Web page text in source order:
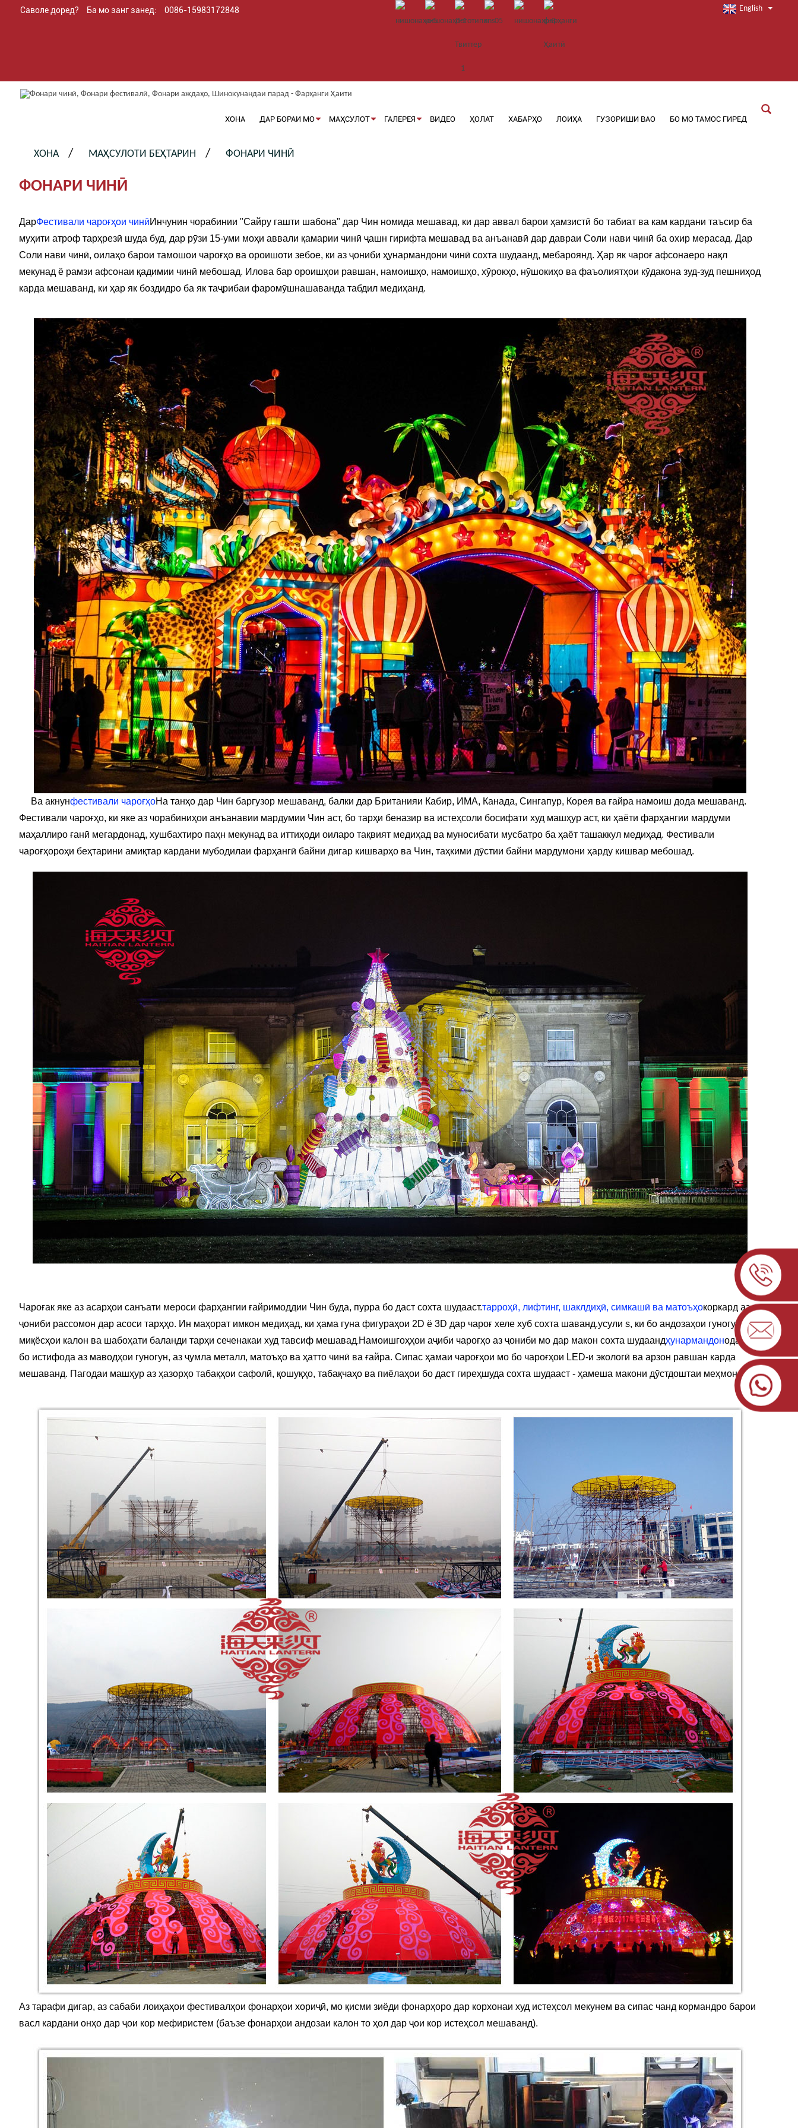
Саволе доред? Ба мо занг занед: 0086-15983172848 English
ХОНА ДАР БОРАИ МО МАҲСУЛОТ ГАЛЕРЕЯ ВИДЕО ҲОЛАТ ХАБАРҲО ЛОИҲА ГУЗОРИШИ ВАО БО МО ТАМОС ГИРЕД
ХОНА МАҲСУЛОТИ БЕҲТАРИН ФОНАРИ ЧИНӢ
ФОНАРИ ЧИНӢ
ДарФестивали чароғҳои чинӣИнчунин чорабинии "Сайру гашти шабона" дар Чин номида мешавад, ки дар аввал барои ҳамзистӣ бо табиат ва кам кардани таъсир ба
муҳити атроф тарҳрезӣ шуда буд, дар рӯзи 15-уми моҳи аввали қамарии чинӣ ҷашн гирифта мешавад ва анъанавӣ дар давраи Соли нави чинӣ ба охир мерасад. Дар
Соли нави чинӣ, оилаҳо барои тамошои чароғҳо ва ороишоти зебое, ки аз ҷониби ҳунармандони чинӣ сохта шудаанд, мебароянд. Ҳар як чароғ афсонаеро нақл
мекунад ё рамзи афсонаи қадимии чинӣ мебошад. Илова бар ороишҳои равшан, намоишҳо, намоишҳо, хӯрокҳо, нӯшокиҳо ва фаъолиятҳои кӯдакона зуд-зуд пешниҳод
карда мешаванд, ки ҳар як боздидро ба як таҷрибаи фаромӯшнашаванда табдил медиҳанд.
Ва акнунфестивали чароғҳоНа танҳо дар Чин баргузор мешаванд, балки дар Британияи Кабир, ИМА, Канада, Сингапур, Корея ва ғайра намоиш дода мешаванд.
Фестивали чароғҳо, ки яке аз чорабиниҳои анъанавии мардумии Чин аст, бо тарҳи беназир ва истеҳсоли босифати худ машҳур аст, ки ҳаёти фарҳангии мардуми
маҳаллиро ғанӣ мегардонад, хушбахтиро паҳн мекунад ва иттиҳоди оиларо тақвият медиҳад ва муносибати мусбатро ба ҳаёт ташаккул медиҳад. Фестивали
чароғҳороҳи беҳтарини амиқтар кардани мубодилаи фарҳангӣ байни дигар кишварҳо ва Чин, таҳкими дӯстии байни мардумони ҳарду кишвар мебошад.
Чароғак яке аз асарҳои санъати мероси фарҳангии ғайримоддии Чин буда, пурра бо даст сохта шудааст.тарроҳӣ, лифтинг, шаклдиҳӣ, симкашӣ ва матоъҳокоркард аз
ҷониби рассомон дар асоси тарҳҳо. Ин маҳорат имкон медиҳад, ки ҳама гуна фигураҳои 2D ё 3D дар чароғ хеле хуб сохта шаванд.усули s, ки бо андозаҳои гуногун,
миқёсҳои калон ва шабоҳати баланди тарҳи сеченакаи худ тавсиф мешавад.Намоишгоҳҳои аҷиби чароғҳо аз ҷониби мо дар макон сохта шудаандҳунармандонодатан,
бо истифода аз маводҳои гуногун, аз ҷумла металл, матоъҳо ва ҳатто чинӣ ва ғайра. Сипас ҳамаи чароғҳои мо бо чароғҳои LED-и экологӣ ва арзон равшан карда
мешаванд. Пагодаи машҳур аз ҳазорҳо табақҳои сафолӣ, қошуқҳо, табақчаҳо ва пиёлаҳои бо даст гиреҳшуда сохта шудааст - ҳамеша макони дӯстдоштаи меҳмонон.
Аз тарафи дигар, аз сабаби лоиҳаҳои фестивалҳои фонарҳои хориҷӣ, мо қисми зиёди фонарҳоро дар корхонаи худ истеҳсол мекунем ва сипас чанд кормандро барои
васл кардани онҳо дар ҷои кор мефиристем (баъзе фонарҳои андозаи калон то ҳол дар ҷои кор истеҳсол мешаванд).